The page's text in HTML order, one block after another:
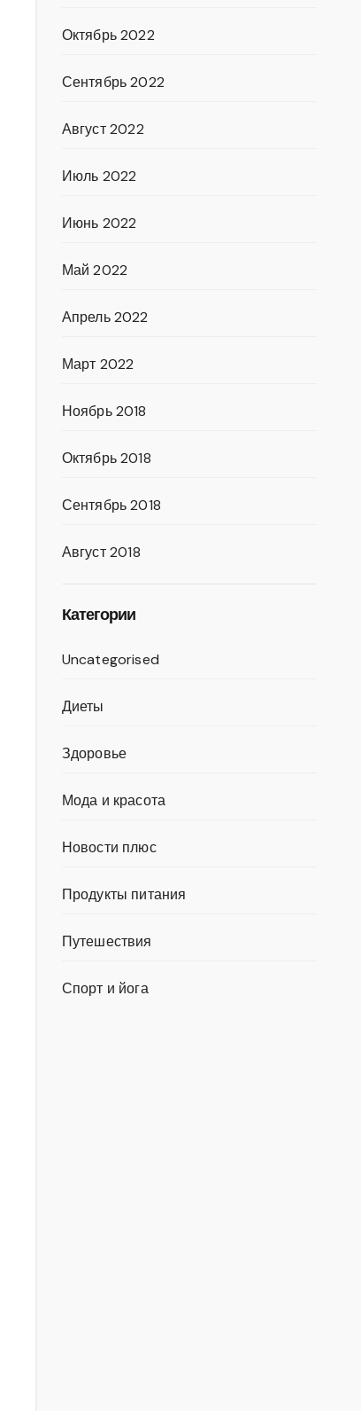
Октябрь 2022
Сентябрь 2022
Август 2022
Июль 2022
Июнь 2022
Май 2022
Апрель 2022
Март 2022
Ноябрь 2018
Октябрь 2018
Сентябрь 2018
Август 2018
Категории
Uncategorised
Диеты
Здоровье
Мода и красота
Новости плюс
Продукты питания
Путешествия
Спорт и йога